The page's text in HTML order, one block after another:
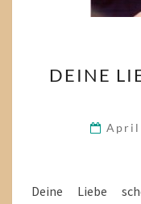
DEINE
April
Deine Liebe